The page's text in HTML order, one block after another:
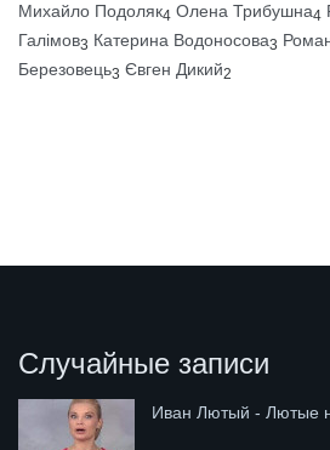
Михайло Подоляк4 Олена Трибушна4
Галімов3 Катерина Водоносова3
Березовець3 Євген Дикий2
Случайные записи
Иван Лютый - Лютые